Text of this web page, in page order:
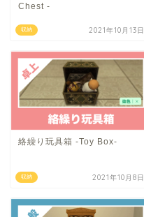
収納
Chest -
2021年10月13日
収納
絡繰り玩具箱 -Toy Box-
2021年10月8日